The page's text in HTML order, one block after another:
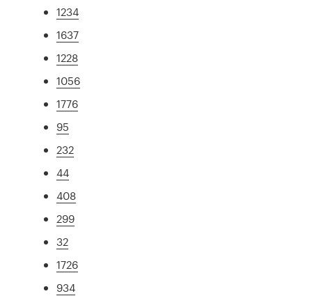
1234
1637
1228
1056
1776
95
232
44
408
299
32
1726
934